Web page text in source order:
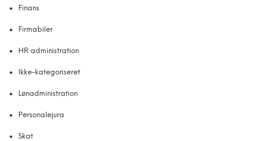
Finans
Firmabiler
HR administration
Ikke-kategoriseret
Lønadministration
Personalejura
Skat